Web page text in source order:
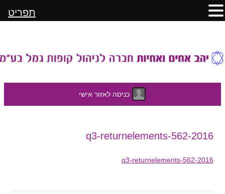
כניסה לאזור אישי
לתוכן
2016-q3-returnelements-562
2016-q3-returnelements-562
תפריט